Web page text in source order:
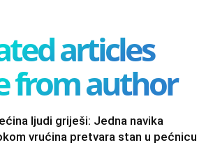
articles
from author
ljudi griješi: Jedna navika
vrućina pretvara stan u pećnicu